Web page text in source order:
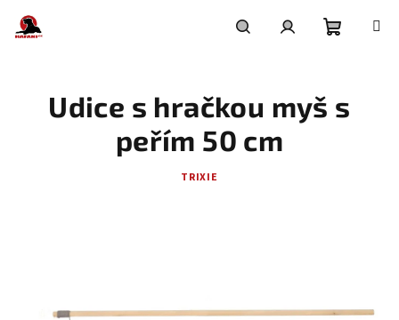
obsah
košík
Udice s hračkou myš s
peřím 50 cm
TRIXIE